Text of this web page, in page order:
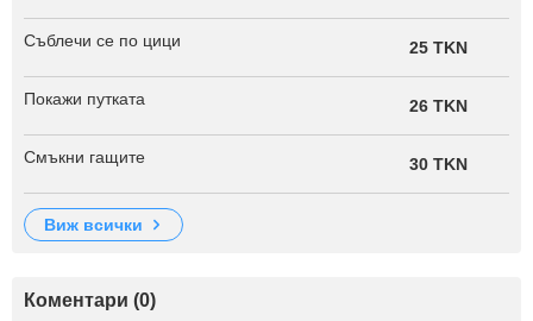
Съблечи се по цици 25 TKN
Покажи путката 26 TKN
Смъкни гащите 30 TKN
виж всички
Коментари (0)